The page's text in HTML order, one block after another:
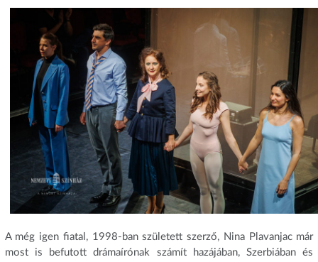
A még igen fiatal, 1998-ban született szerző, Nina Plavanjac már
most is befutott drámaírónak számít hazájában, Szerbiában és